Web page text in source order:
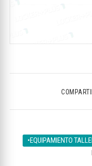
•EQUIPAMIENTO